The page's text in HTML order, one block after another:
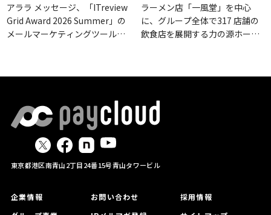
アララ メッセージ、「ITreview
Grid Award 2026 Summer」の
メールマーケティングツール部
ラーメン店「一風堂」を中心
に、グループ全体で317 店舗の
飲食店を展開する力の源ホール
東京都港区南青山2丁目24番15号青山タワービル
企業情報
お問い合わせ
採用情報